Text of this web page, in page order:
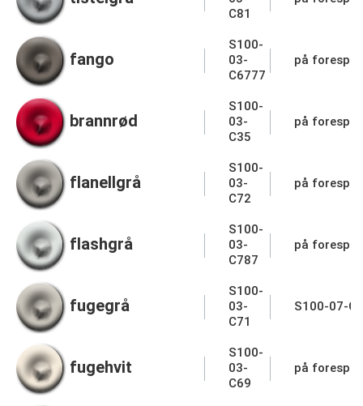
C81
fango
S100-
03-
C6777
på
brannrød
S100-
03-
C35
på
flanellgrå
S100-
03-
C72
på
flashgrå
S100-
03-
C787
på
fugegrå
S100-
03-
C71
S100-07-
fugehvit
S100-
03-
C69
på